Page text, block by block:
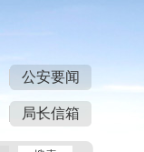
公安要闻
局长信箱